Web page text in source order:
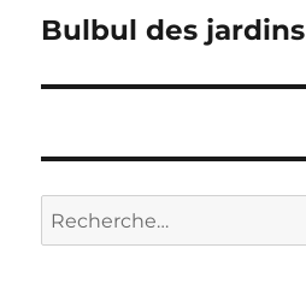
de
Bulbul des jardins
Recherche
pour :